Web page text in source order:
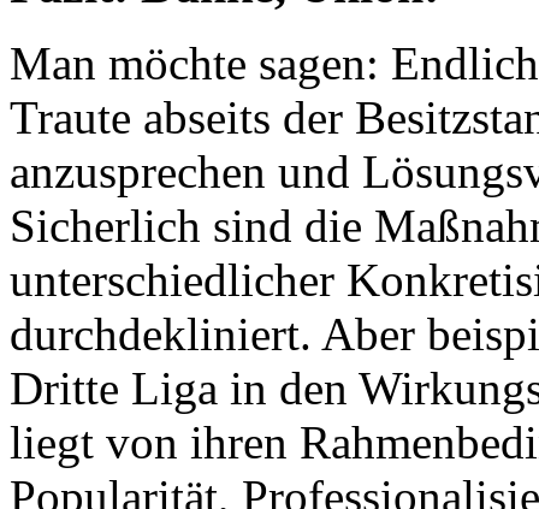
Man möchte sagen:
Traute abseits der
anzusprechen und
Sicherlich sind die
unterschiedlicher
durchdekliniert. Aber
Dritte Liga in den
liegt von ihren
Popularität,